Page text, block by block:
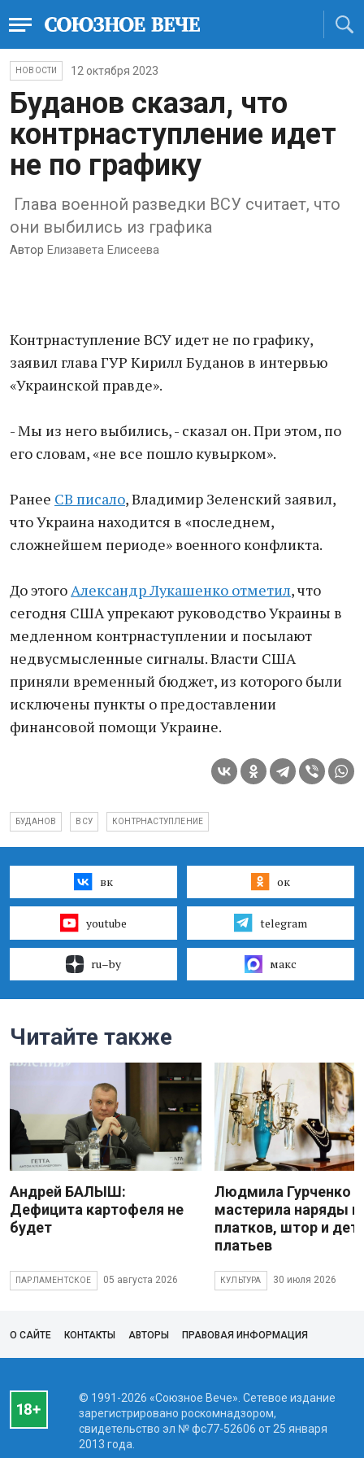
НОВОСТИ 12 октября 2023
Буданов сказал, что
контрнаступление идет
не по графику
Глава военной разведки ВСУ считает, что
они выбились из графика
Автор Елизавета Елисеева
Контрнаступление ВСУ идет не по графику,
заявил глава ГУР Кирилл Буданов в интервью
«Украинской правде».
- Мы из него выбились, - сказал он. При этом, по
его словам, «не все пошло кувырком».
Ранее СВ писало, Владимир Зеленский заявил,
что Украина находится в «последнем,
сложнейшем периоде» военного конфликта.
До этогоАлександр Лукашенко отметил, что
сегодня США упрекают руководство Украины в
медленном контрнаступлении и посылают
недвусмысленные сигналы. Власти США
приняли временный бюджет, из которого были
исключены пункты о предоставлении
финансовой помощи Украине.
БУДАНОВ ВСУ КОНТРНАСТУПЛЕНИЕ
вк ок
youtube telegram
ru–by макс
Читайте также
Андрей БАЛЫШ:
Дефицита картофеля не
будет
ПАРЛАМЕНТСКОЕ 05 августа 2026
Людмила Гурченко
мастерила наряды
платков, штор и
платьев
КУЛЬТУРА 30 июля 2026
О САЙТЕ КОНТАКТЫ АВТОРЫ ПРАВОВАЯ ИНФОРМАЦИЯ
© 1991-2026 «Союзное Вече». Сетевое издание
зарегистрировано роскомнадзором,
свидетельство эл № фc77-52606 от 25 января
2013 года.